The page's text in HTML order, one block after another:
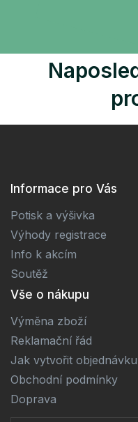
Informace pro Vás
Potisk a výšivka
Výhody registrace
Info k akcím
Soutěž
Vše o nákupu
Výměna zboží
Reklamační řád
Jak vytvořit objednávku
Obchodní podmínky
Doprava